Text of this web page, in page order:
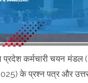
प्रदेश कर्मचारी चयन मंडल
के प्रश्न पत्र और उत्तर